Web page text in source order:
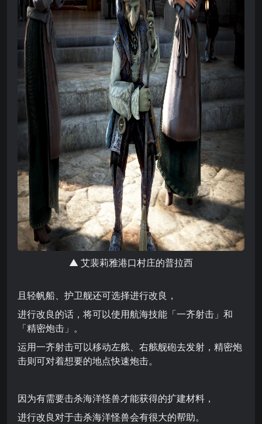
▲ 艾裴莉雅港口村庄的普拉西
且轻帆船、护卫舰还可选择进行改良，
进行改良的话，将可以使用航海技能「一齐射击」和
「精密炮击」。
运用一齐射击可以移动左舷、右舷舰砲去发射，精密炮
击则可对着想要的地点快速炮击。
因为有需要击杀海洋怪兽才能获得的扩建材料，
进行改良对于击杀海洋怪兽会有很大的帮助。